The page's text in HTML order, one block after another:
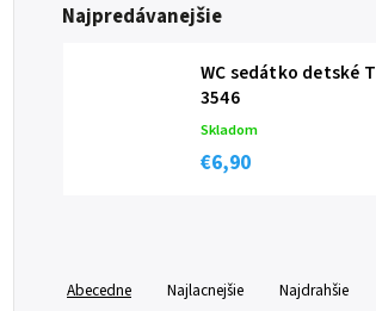
Najpredávanejšie
WC sedátko detské T
3546
Skladom
€6,90
Abecedne Najlacnejšie Najdrahšie